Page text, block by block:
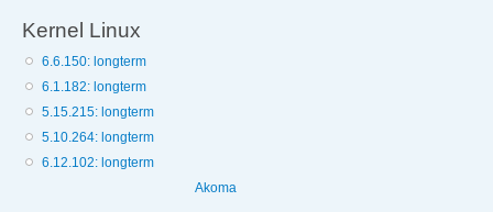
Kernel Linux
6.6.150: longterm
6.1.182: longterm
5.15.215: longterm
5.10.264: longterm
6.12.102: longterm
Akoma